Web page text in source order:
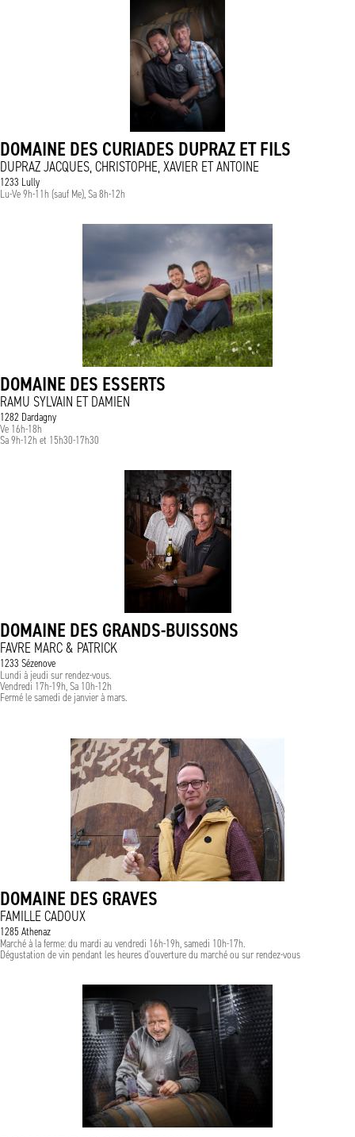
DOMAINE DES CURIADES DUPRAZ ET FILS
DUPRAZ JACQUES, CHRISTOPHE, XAVIER ET ANTOINE
1233 Lully
Lu-Ve 9h-11h (sauf Me), Sa 8h-12h
DOMAINE DES ESSERTS
RAMU SYLVAIN ET DAMIEN
1282 Dardagny
Ve 16h-18h
Sa 9h-12h et 15h30-17h30
DOMAINE DES GRANDS-BUISSONS
FAVRE MARC & PATRICK
1233 Sézenove
Lundi à jeudi sur rendez-vous.
Vendredi 17h-19h, Sa 10h-12h
Fermé le samedi de janvier à mars.
DOMAINE DES GRAVES
FAMILLE CADOUX
1285 Athenaz
Marché à la ferme: du mardi au vendredi 16h-19h, samedi 10h-17h.
Dégustation de vin pendant les heures d'ouverture du marché ou sur rendez-vous